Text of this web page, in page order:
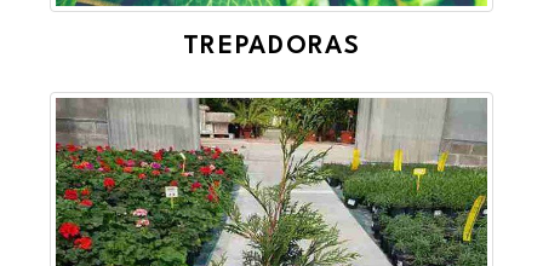
TREPADORAS